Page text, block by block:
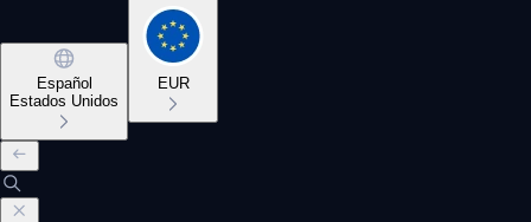
Español
Estados Unidos
EUR